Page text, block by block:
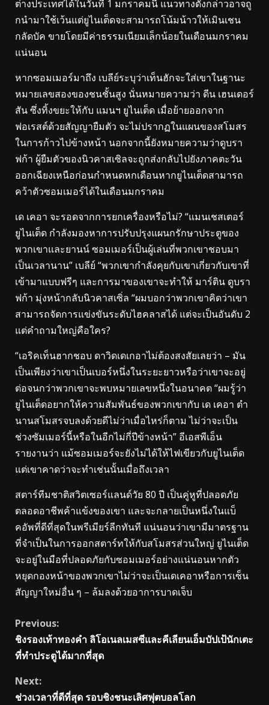
ต่างประเทศได้ในวันที่ 1 มกราคมนี้ แนวทางดังกล่าวอาจถู
กนํามาใช้เว้นแต่ยูไนเต็ดจะสามารถโน้มน้าวให้เมินเชน
กลัดบัค ขายโดยมีค่าธรรมเนียมเล็กน้อยในเดือนมกราคม
แน่นอน
หากซอมเมอร์มาถึง เบลีย์ระบุว่าเท็นฮักจะใส่เขาในฐานะ
หมายเลขสองของชนชั้นสูง นั่นหมายความว่า ดีน เฮนเดอร์
สัน ซึ่งทิ้งขยะให้กับ แมนฯ ยูไนเต็ด เมื่อย้ายออกจาก
ฟอเรสต์ด้วยสัญญายืมตัว จะไม่ปรากฏในแผนของสโมสร
ในการก้าวไปข้างหน้า นอกจากนี้ยังหมายความว่าดูบรา
ฟก้า ผู้ยืมตัวของนิวคาสเซิลจะถูกส่งกลับไปยังภาคตะวัน
ออกเฉียงเหนือก่อนกําหนดหกเดือนหากยูไนเต็ดสามารถ
คว้าตัวซอมเมอร์ได้ในเดือนมกราคม
เด เคอา จะรอดจากการยกเครื่องหรือไม่? “แมนเชสเตอร์
ยูไนเต็ด กําลังมองหาการปรับปรุงแผนกรักษาประตูของ
พวกเขาและยานน์ ซอมเมอร์เป็นผู้เล่นที่พวกเขาชอบมา
เป็นเวลานาน” เบลีย์ “พวกเขากําลังคุยกับเขาเกี่ยวกับเขาที่
เข้ามาแบบฟรีๆ และการมาของเขาจะทําให้ มาร์ติน ดูบรา
ฟก้า มุ่งหน้ากลับนิวคาสเซิ่ล “ผมบอกว่าพวกเขาคิดว่าเขา
สามารถจัดการแข่งขันระดับไฮคลาสได้ แต่จะเป็นอันดับ 2
แต่คําถามใหญ่คือใคร?
“เอริคเท็นฮากชอบ ดาวิดเดเกอาไม่ต้องสงสัยเลยว่า – มัน
เป็นเพียงว่าเขาเป็นเบอร์หนึ่งในระยะยาวหรือว่าเขาจะอยู่
ต่อจนกว่าพวกเขาจะพบหมายเลขหนึ่งในอนาคต “ผมรู้ว่า
ยูไนเต็ดอยากให้ความสัมพันธ์ของพวกเขากับ เด เคอา ตํา
นานสโมสรจบลงด้วยดีไม่ว่าเมื่อไหร่ก็ตาม ไม่ว่าจะเป็น
ช่วงซัมเมอร์นี้หรือในอีกไม่กี่ปีข้างหน้า” อีเอสพีเอ็น
รายงานว่า แม้ซอมเมอร์จะยังไม่ได้ให้ไฟเขียวกับยูไนเต็ด
แต่เขาคาดว่าจะทําเช่นนั้นเมื่อถึงเวลา
สตาร์ทีมชาติสวิตเซอร์แลนด์วัย 80 ปี เป็นคู่หูที่ปลอดภัย
ตลอดอาชีพค้าแข้งของเขา และจะกลายเป็นหนึ่งในแบ็
คอัพที่ดีที่สุดในพรีเมียร์ลีกทันที แน่นอนว่าเขามีมาตรฐาน
ที่จําเป็นในการออกสตาร์ทให้กับสโมสรส่วนใหญ่ ยูไนเต็ด
จะอยู่ในมือที่ปลอดภัยกับซอมเมอร์อย่างแน่นอนหากตัว
หยุดกองหน้าของพวกเขาไม่ว่าจะเป็นเดเคอาหรือการเซ็น
สัญญาใหม่อื่น ๆ – ล้มลงด้วยอาการบาดเจ็บ
Continue
Reading
Previous:
ชิงรองเท้าทองคำ ลิโอเนลเมสซีและคีเลียนเอ็มบัปเป้นักเตะ
ที่ทำประตูได้มากที่สุด
Next:
ช่วงเวลาที่ดีที่สุด รอบชิงชนะเลิศฟุตบอลโลก